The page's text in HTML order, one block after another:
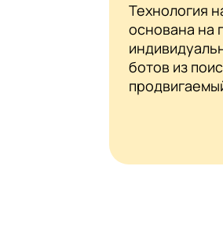
Технология
основана на
ботов из